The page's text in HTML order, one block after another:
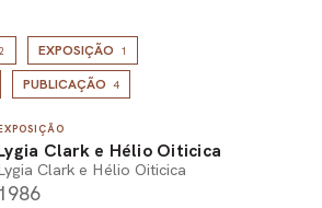
2 EXPOSIÇÃO 1
PUBLICAÇÃO 4
Clark e Hélio Oiticica
Clark e Hélio Oiticica
1986